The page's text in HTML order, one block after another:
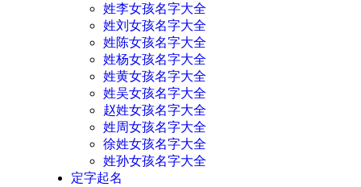
姓李女孩名字大全
姓刘女孩名字大全
姓陈女孩名字大全
姓杨女孩名字大全
姓黄女孩名字大全
姓吴女孩名字大全
赵姓女孩名字大全
姓周女孩名字大全
徐姓女孩名字大全
姓孙女孩名字大全
定字起名